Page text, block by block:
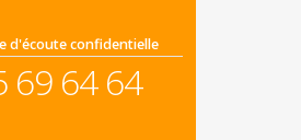
d'écoute confidentielle
69 64 64